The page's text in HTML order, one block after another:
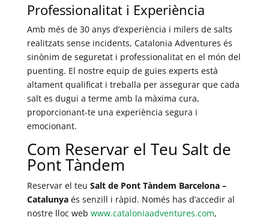
Professionalitat i Experiència
Amb més de 30 anys d’experiència i milers de salts
realitzats sense incidents, Catalonia Adventures és
sinònim de seguretat i professionalitat en el món del
puenting. El nostre equip de guies experts està
altament qualificat i treballa per assegurar que cada
salt es dugui a terme amb la màxima cura,
proporcionant-te una experiència segura i
emocionant.
Com Reservar el Teu Salt de
Pont Tàndem
Reservar el teu Salt de Pont Tàndem Barcelona –
Catalunyaés senzill i ràpid. Només has d’accedir al
nostre lloc web www.cataloniaadventures.com,